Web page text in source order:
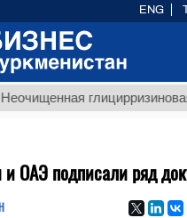
глицирризиновая
и ОАЭ подписали ряд
ENG